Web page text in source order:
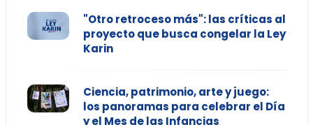
"Otro retroceso más": las críticas al
proyecto que busca congelar la Ley
Karin
Ciencia, patrimonio, arte y juego:
los panoramas para celebrar el Día
y el Mes de las Infancias